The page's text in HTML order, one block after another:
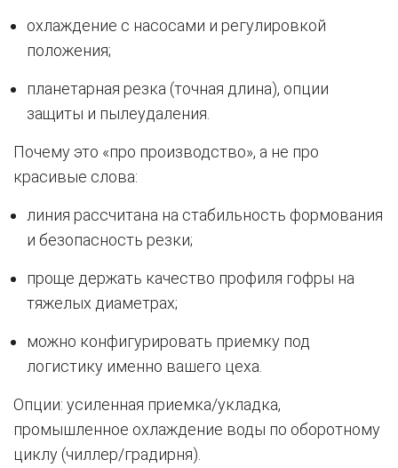
охлаждение с насосами и регулировкой
положения;
планетарная резка (точная длина), опции
защиты и пылеудаления.
Почему это «про производство», а не про
красивые слова:
линия рассчитана на стабильность формования
и безопасность резки;
проще держать качество профиля гофры на
тяжелых диаметрах;
можно конфигурировать приемку под
логистику именно вашего цеха.
Опции: усиленная приемка/укладка,
промышленное охлаждение воды по оборотному
циклу (чиллер/градирня).